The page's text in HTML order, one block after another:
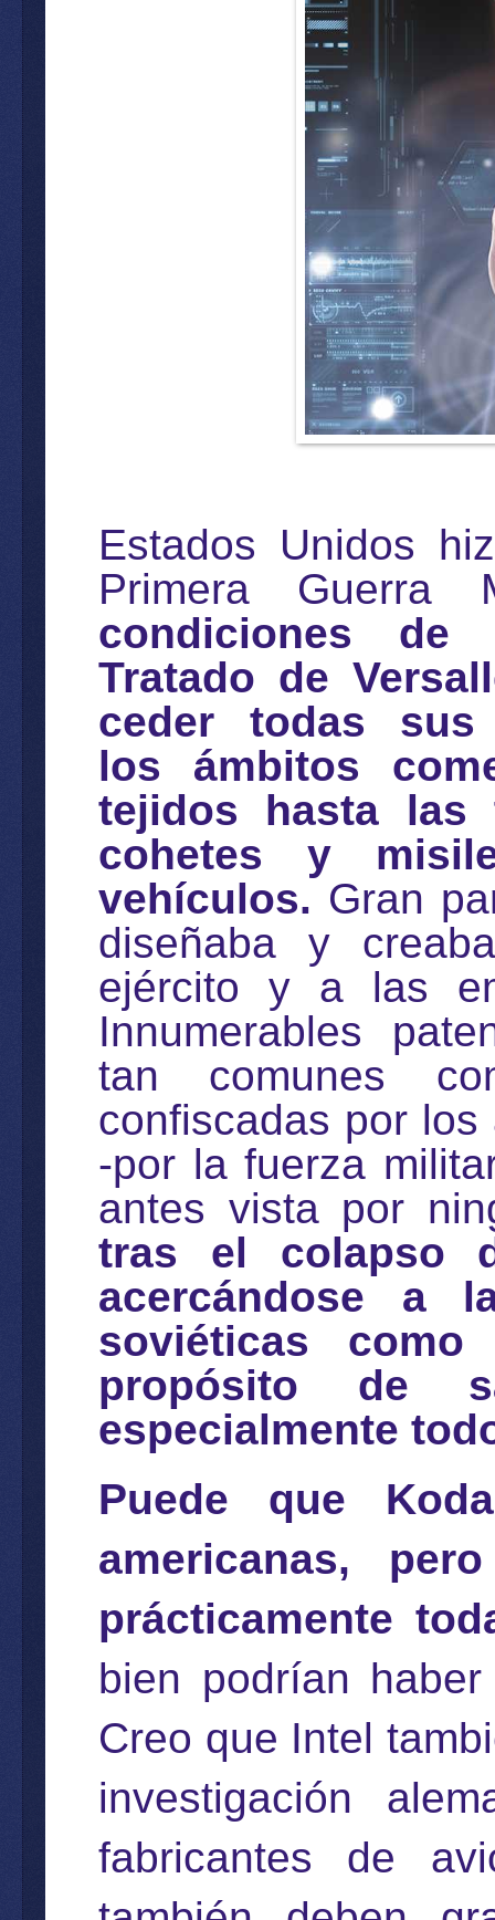
Estados Unidos
Primera Guerra
condiciones de
Tratado de
ceder todas
los ámbitos
tejidos hasta las
cohetes y
vehículos. Gran
diseñaba y
ejército y a las
Innumerables
tan comunes
confiscadas por
-por la fuerza
antes vista por
tras el colapso
acercándose a
soviéticas
propósito de
especialmente
Puede que
americanas,
prácticamente
bien podrían
Creo que Intel
investigación
fabricantes de